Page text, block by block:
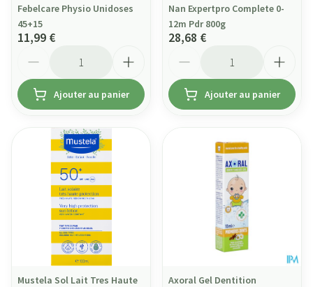
Febelcare Physio Unidoses
45+15
11,99 €
Ajouter au panier
Nan Expertpro Complete 0-
12m Pdr 800g
28,68 €
Ajouter au panier
Mustela Sol Lait Tres Haute
Axoral Gel Dentition